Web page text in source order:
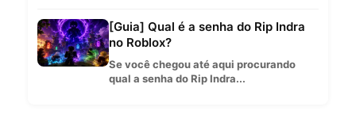
[Guia] Qual é a senha do Rip Indra
no Roblox?
Se você chegou até aqui procurando
qual a senha do Rip Indra...